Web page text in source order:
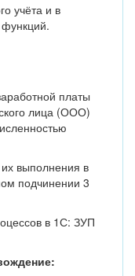
учёта и в
платы
лица (ООО)
выполнения в
подчинении 3
в 1С: ЗУП